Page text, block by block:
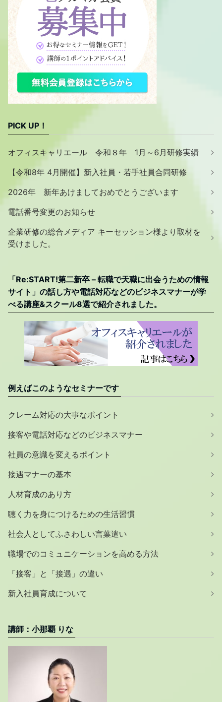
PICK UP！
オフィスキャリエール 令和８年 1月～6月研修実績
【令和8年 4月開催】新入社員・若手社員合同研修
2026年 新年あけましておめでとうございます
電話番号変更のお知らせ
企業研修の総合メディア キーセッション様より取材を
受けました。
「Re:START!第二新卒 – 転職で天職に出会うための情報
サイト」の話し方や電話対応などのビジネスマナーが学
べる講座&スクール8選で紹介されました。
例えばこのようなセミナーです
クレーム対応の大事なポイント
接客や電話対応などのビジネスマナー
社員の意識を変えるポイント
接遇マナーの基本
人材育成のあり方
聴く力を身につけるための生活習慣
社会人としてふさわしい言葉遣い
職場でのコミュニケーションを高める方法
「接客」と「接遇」の違い
新入社員育成について
講師：小那覇 りな